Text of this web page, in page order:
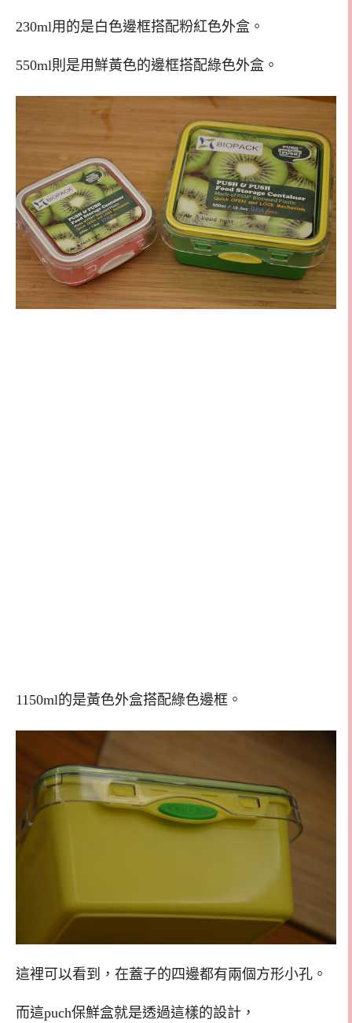
230ml用的是白色邊框搭配粉紅色外盒。
550ml則是用鮮黃色的邊框搭配綠色外盒。
1150ml的是黃色外盒搭配綠色邊框。
這裡可以看到，在蓋子的四邊都有兩個方形小孔。
而這puch保鮮盒就是透過這樣的設計，